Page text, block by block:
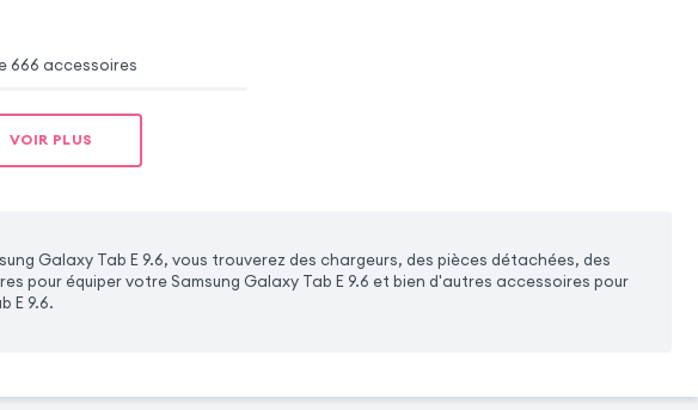
666 accessoires
VOIR PLUS
Galaxy Tab E 9.6, vous trouverez des chargeurs, des pièces détachées, des
pour équiper votre Samsung Galaxy Tab E 9.6 et bien d'autres accessoires pour
E 9.6.